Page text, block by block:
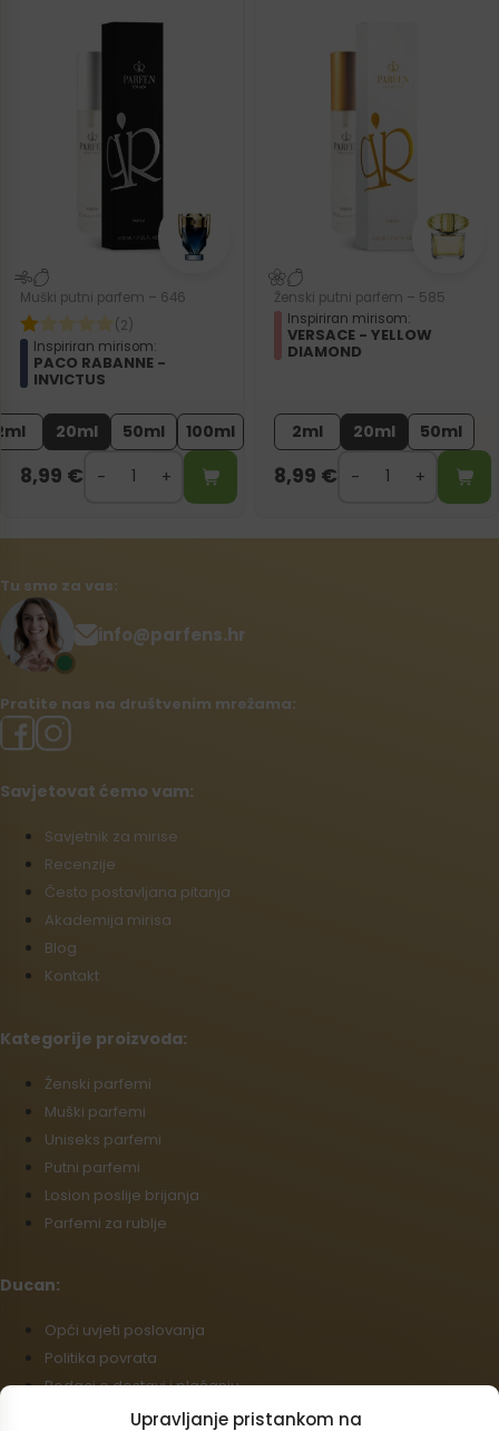
Upravljanje pristankom na
Muški putni parfem – 646
(2)
Inspiriran mirisom:
PACO RABANNE -
INVICTUS
20ml 50ml 100ml
8,99 €
Ženski putni parfem – 585
Inspiriran mirisom:
VERSACE - YELLOW
DIAMOND
2ml 20ml 50ml
8,99 €
Tu smo za vas:
info@parfens.hr
Pratite nas na društvenim mrežama:
Savjetovat ćemo vam:
Savjetnik za mirise
Recenzije
Često postavljana pitanja
Akademija mirisa
Blog
Kontakt
Kategorije proizvoda:
Źenski parfemi
Muški parfemi
Uniseks parfemi
Putni parfemi
Losion poslije brijanja
Parfemi za rublje
Ducan:
Opći uvjeti poslovanja
Politika povrata
Podaci o dostavi i plaćanju
Politika kolačića (EU)